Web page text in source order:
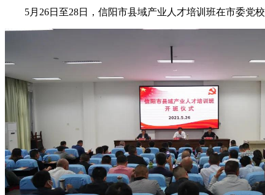
5月26日至28日，信阳市县域产业人才培训班在市委党校